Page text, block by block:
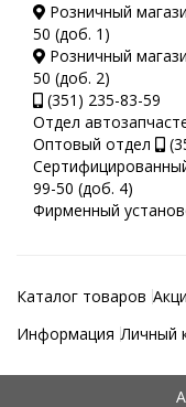
Розничный
50 (доб. 1)
Розничный
50 (доб. 2)
(351) 235-83-59
Отдел
Оптовый отдел
99-50 (доб. 4)
Фирменный
Каталог товаров
Информация Личный